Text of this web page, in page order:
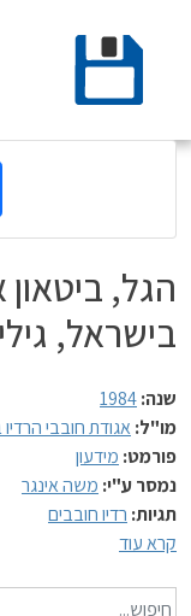
content
טקסט חופשי...
הגל,
בישראל, גיליון
שנה:1984
מו"ל: אגודת חובבי
פורמט: מידעון
נמסר ע"י: משה אינגר
תגיות: רדיו חובבים
קרא עוד